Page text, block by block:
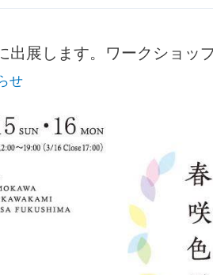
出展します。ワークショッ
せ